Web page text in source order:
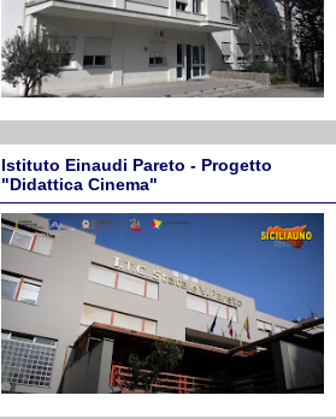
Istituto Einaudi Pareto - Progetto
"Didattica Cinema"